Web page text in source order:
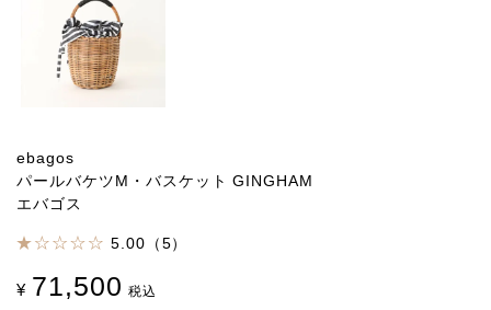
ebagos
パールバケツM・バスケット GINGHAM
エバゴス
5.00（5）
¥ 71,500 税込